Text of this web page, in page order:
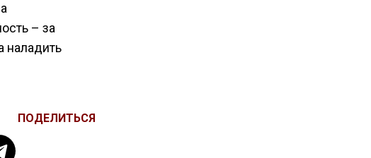
– за
наладить
ПОДЕЛИТЬСЯ